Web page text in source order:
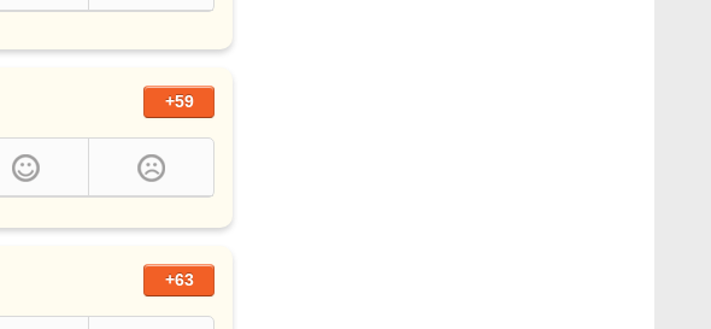
+59
+63